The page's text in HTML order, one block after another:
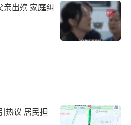
亲出殡 家庭纠
热议 居民担